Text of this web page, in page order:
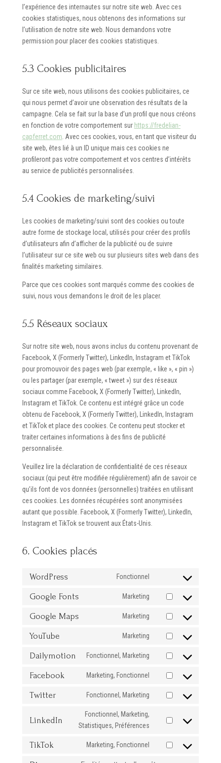
l’expérience des internautes sur notre site web. Avec ces
cookies statistiques, nous obtenons des informations sur
l’utilisation de notre site web. Nous demandons votre
permission pour placer des cookies statistiques.
5.3 Cookies publicitaires
Sur ce site web, nous utilisons des cookies publicitaires, ce
qui nous permet d’avoir une observation des résultats de la
campagne. Cela se fait sur la base d’un profil que nous créons
en fonction de votre comportement sur https://fredelian-
capferret.com . Avec ces cookies, vous, en tant que visiteur du
site web, êtes lié à un ID unique mais ces cookies ne
profileront pas votre comportement et vos centres d’intérêts
au service de publicités personnalisées.
5.4 Cookies de marketing/suivi
Les cookies de marketing/suivi sont des cookies ou toute
autre forme de stockage local, utilisés pour créer des profils
d’utilisateurs afin d’afficher de la publicité ou de suivre
l’utilisateur sur ce site web ou sur plusieurs sites web dans des
finalités marketing similaires.
Parce que ces cookies sont marqués comme des cookies de
suivi, nous vous demandons le droit de les placer.
5.5 Réseaux sociaux
Sur notre site web, nous avons inclus du contenu provenant de
Facebook, X (Formerly Twitter), LinkedIn, Instagram et TikTok
pour promouvoir des pages web (par exemple, « like », « pin »)
ou les partager (par exemple, « tweet ») sur des réseaux
sociaux comme Facebook, X (Formerly Twitter), LinkedIn,
Instagram et TikTok. Ce contenu est intégré grâce un code
obtenu de Facebook, X (Formerly Twitter), LinkedIn, Instagram
et TikTok et place des cookies. Ce contenu peut stocker et
traiter certaines informations à des fins de publicité
personnalisée.
Veuillez lire la déclaration de confidentialité de ces réseaux
sociaux (qui peut être modifiée régulièrement) afin de savoir ce
qu’ils font de vos données (personnelles) traitées en utilisant
ces cookies. Les données récupérées sont anonymisées
autant que possible. Facebook, X (Formerly Twitter), LinkedIn,
Instagram et TikTok se trouvent aux États-Unis.
6. Cookies placés
WordPress Fonctionnel
wordpress
Google Fonts Marketing
Consent
google-
Google Maps Marketing
Consent
google-
YouTube Marketing
Consent
youtube
Dailymotion Fonctionnel, Marketing
Consent
dailymotion
Facebook Marketing, Fonctionnel
Consent
Twitter Fonctionnel, Marketing
Consent
service
LinkedIn
Fonctionnel, Marketing,
Statistiques, Préférences
Consent
service
TikTok Marketing, Fonctionnel
Consent